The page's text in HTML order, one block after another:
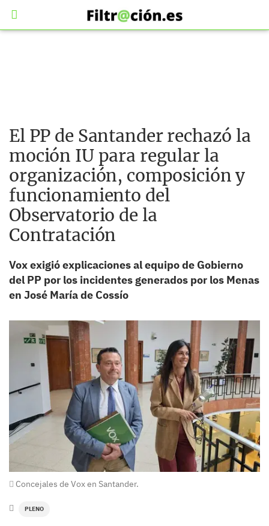
El PP de Santander rechazó la
moción IU para regular la
organización, composición y
funcionamiento del
Observatorio de la
Contratación
Vox exigió explicaciones al equipo de Gobierno
del PP por los incidentes generados por los Menas
en José María de Cossío
Concejales de Vox en Santander.
PLENO